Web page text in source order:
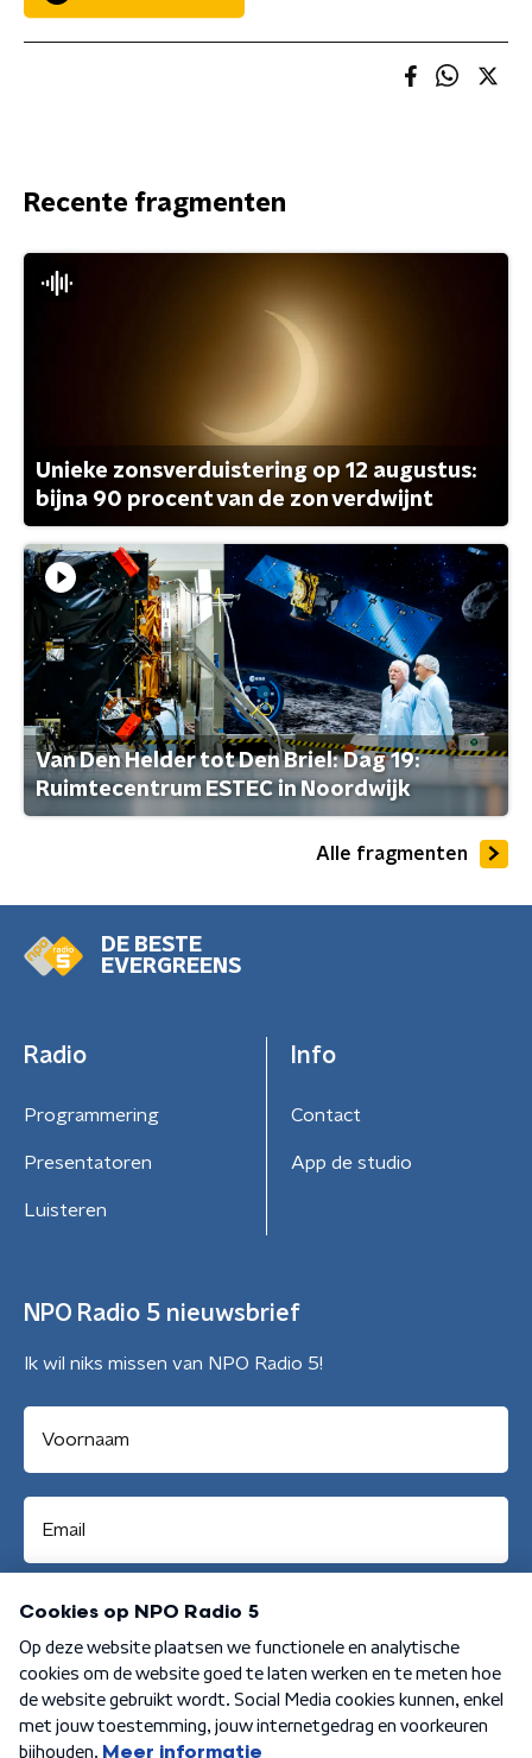
Recente fragmenten
Unieke zonsverduistering op 12 augustus:
bijna 90 procent van de zon verdwijnt
Van Den Helder tot Den Briel: Dag 19:
Ruimtecentrum ESTEC in Noordwijk
Alle fragmenten
DE BESTE
EVERGREENS
Radio
Programmering
Presentatoren
Luisteren
Info
Contact
App de studio
NPO Radio 5 nieuwsbrief
Ik wil niks missen van NPO Radio 5!
Aanmelden
Algemene voorwaarden Privacybeleid